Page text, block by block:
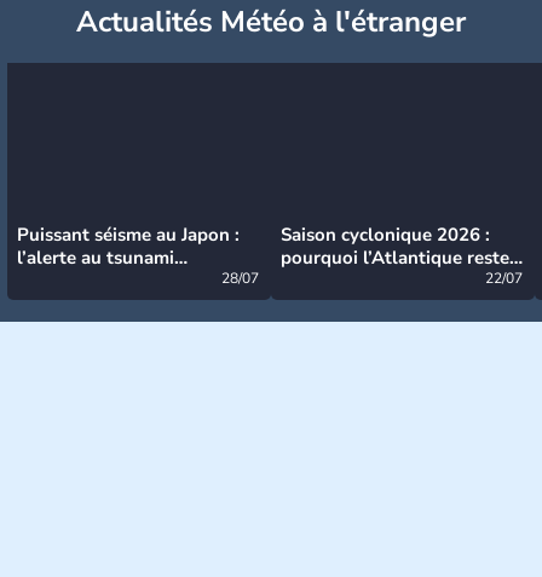
Actualités Météo à l'étranger
Puissant séisme au Japon :
l’alerte au tsunami
28/07
Saison cyclonique 2026 :
pourquoi l’Atlantique reste
22/07